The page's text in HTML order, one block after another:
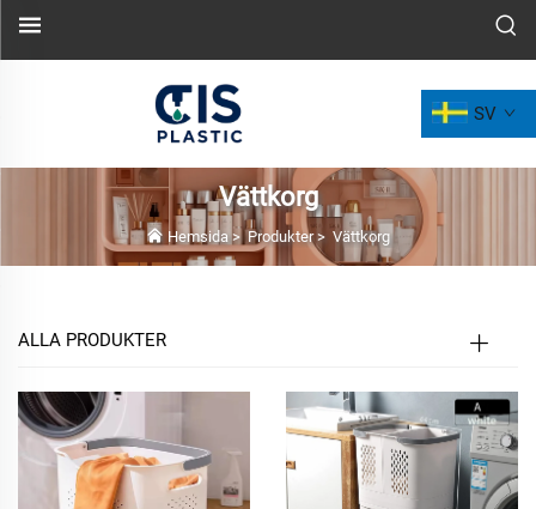
SV
Vättkorg
Hemsida> Produkter> Vättkorg
ALLA PRODUKTER